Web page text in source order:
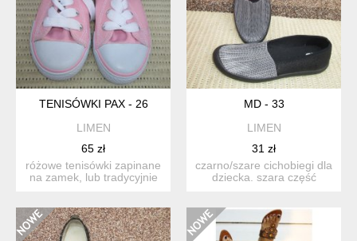
TENISÓWKI PAX - 26
LIMEN
65 zł
różowe tenisówki zapinane
na zamek, lub tradycyjnie
MD - 33
LIMEN
31 zł
czarno/szare cichobiegi dla
dziecka. szara część